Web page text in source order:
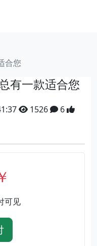
合您
有一款适合您
1526
6
可见